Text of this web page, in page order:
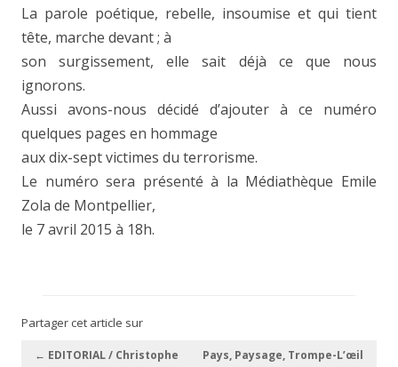
La parole poétique, rebelle, insoumise et qui tient
tête, marche devant ; à
son surgissement, elle sait déjà ce que nous
ignorons.
Aussi avons-nous décidé d’ajouter à ce numéro
quelques pages en hommage
aux dix-sept victimes du terrorisme.
Le numéro sera présenté à la Médiathèque Emile
Zola de Montpellier,
le 7 avril 2015 à 18h.
Partager cet article sur
Navigation des articles
← EDITORIAL / Christophe
Pays, Paysage, Trompe-L’œil